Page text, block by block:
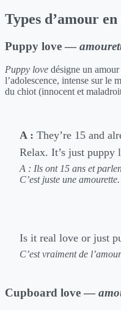
Types d’amour
Puppy love —
Puppy love désigne un
l’adolescence, intense sur le
du chiot (innocent et
A : They’re 15 and
Relax. It’s just puppy
A : Ils ont 15 ans et
C’est juste une
Is it real love or just
C’est vraiment de
Cupboard love —